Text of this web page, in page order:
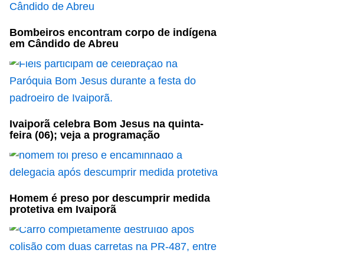
Bombeiros encontram corpo de indígena
em Cândido de Abreu
Ivaiporã celebra Bom Jesus na quinta-
feira (06); veja a programação
Homem é preso por descumprir medida
protetiva em Ivaiporã